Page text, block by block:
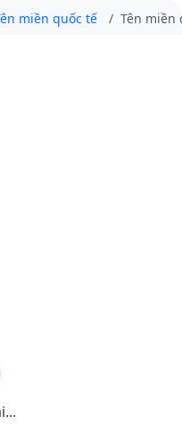
miền quốc tế Tên miền